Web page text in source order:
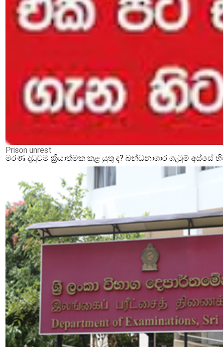
Prison unrest
මරණ දඩුවම ක්‍රියාත්මක කළ යුතු ද? බන්ධනාගාර ගැටුම්